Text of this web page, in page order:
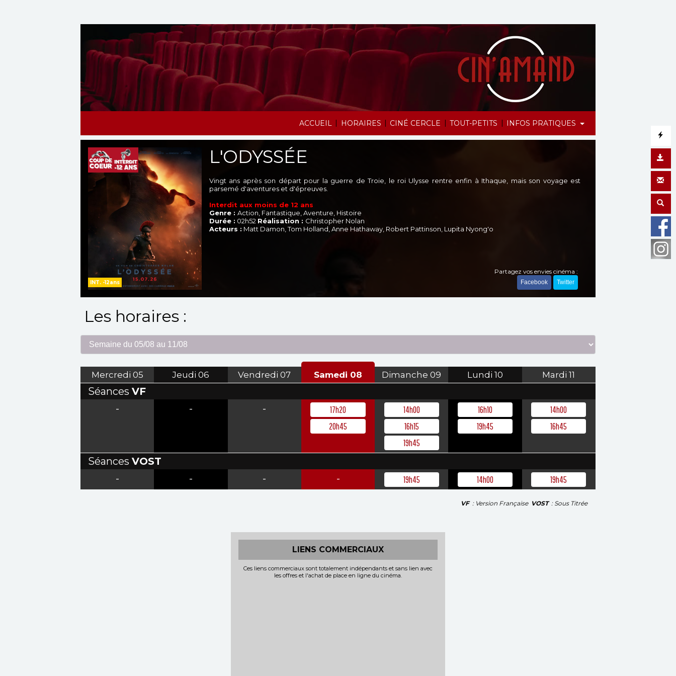
ACCUEIL | HORAIRES | CINÉ CERCLE | TOUT-PETITS | INFOS PRATIQUES
INT. -12ans
L'ODYSSÉE
Vingt ans après son départ pour la guerre de Troie, le roi Ulysse rentre enfin à Ithaque, mais son voyage est
parsemé d'aventures et d'épreuves.
Interdit aux moins de 12 ans
Genre : Action, Fantastique, Aventure, Histoire
Durée : 02h52 Réalisation : Christopher Nolan
Acteurs : Matt Damon, Tom Holland, Anne Hathaway, Robert Pattinson, Lupita Nyong'o
Partagez vos envies cinéma :
Facebook Twitter
Les horaires :
Mercredi 05 Jeudi 06 Vendredi 07 Samedi 08 Dimanche 09 Lundi 10 Mardi 11
Séances VF
-
- -
17h20
20h45
14h00
16h15
19h45
16h10
19h45
14h00
16h45
Séances VOST
-
- - - 19h45 14h00 19h45
VF : Version Française VOST : Sous Titrée
LIENS COMMERCIAUX
Ces liens commerciaux sont totalement indépendants et sans lien avec
les offres et l'achat de place en ligne du cinéma.